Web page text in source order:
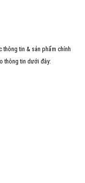
thông tin & sản phẩm chính
thông tin dưới đây: